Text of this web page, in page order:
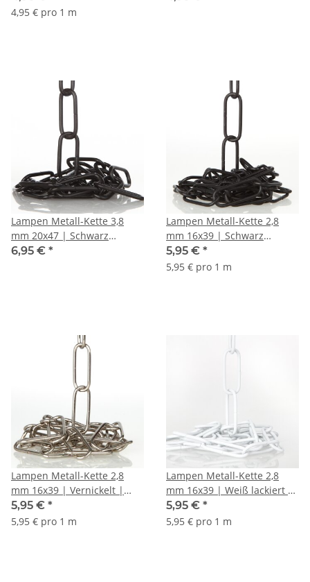
Lampen & Kronleuchter |
4,95 € pro 1 m
Lampen Metall-Kette 3,8
mm 20x47 | Schwarz
lackiert | Zum Aufhängen
6,95 € *
Lampen Metall-Kette 2,8
mm 16x39 | Schwarz
lackiert | Zum Aufhängen
schwerer Lampen &
5,95 € *
5,95 € pro 1 m
Lampen Metall-Kette 2,8
mm 16x39 | Vernickelt |
Zum Aufhängen schwerer
Lampen & Kronleuchter |
5,95 € *
5,95 € pro 1 m
Lampen Metall-Kette 2,8
mm 16x39 | Weiß lackiert |
Zum Aufhängen schwerer
Lampen & Kronleuchter |
5,95 € *
5,95 € pro 1 m